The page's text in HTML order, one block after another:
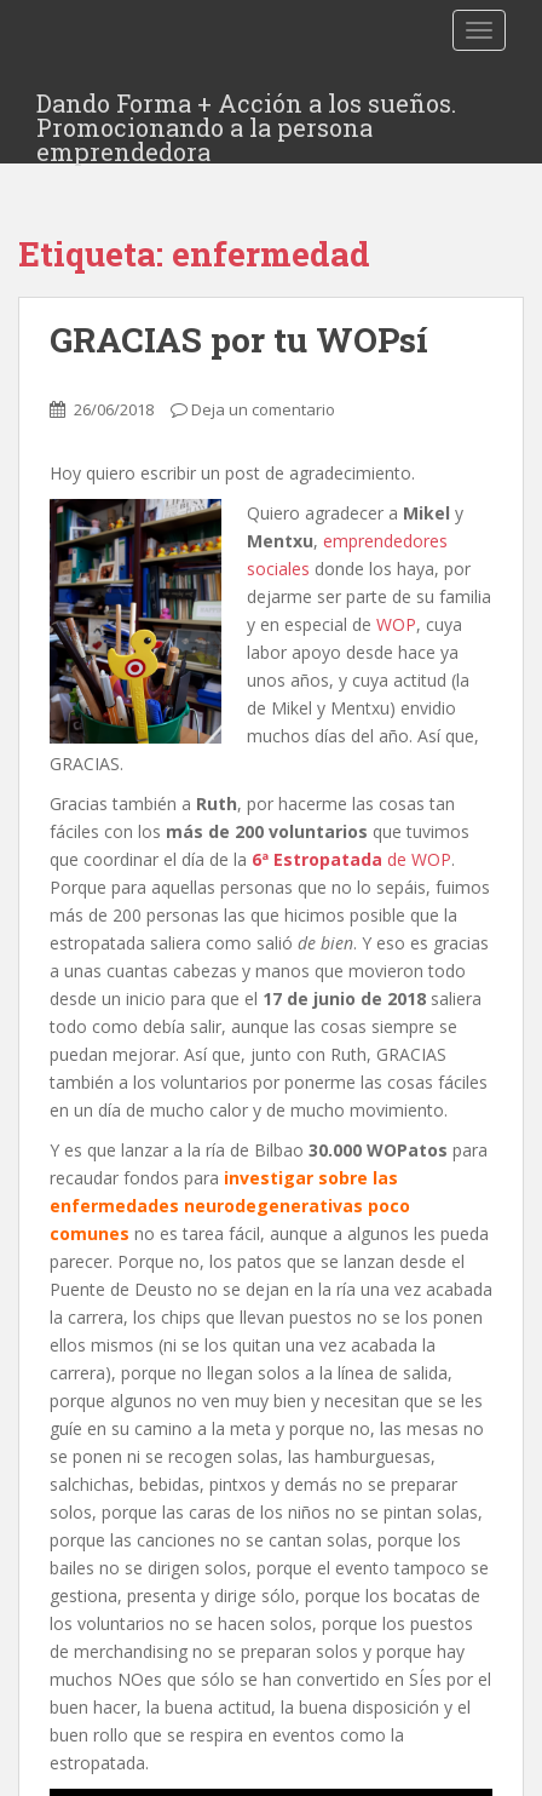
Dando Forma + Acción a los sueños.
Promocionando a la persona
emprendedora
Etiqueta: enfermedad
GRACIAS por tu WOPsí
26/06/2018 Deja un comentario
Hoy quiero escribir un post de agradecimiento.
Quiero agradecer a Mikel y
Mentxu, emprendedores
sociales donde los haya, por
dejarme ser parte de su familia
y en especial de WOP, cuya
labor apoyo desde hace ya
unos años, y cuya actitud (la
de Mikel y Mentxu) envidio
muchos días del año. Así que,
GRACIAS.
Gracias también a Ruth, por hacerme las cosas tan
fáciles con los más de 200 voluntarios que tuvimos
que coordinar el día de la 6ª Estropatada de WOP.
Porque para aquellas personas que no lo sepáis, fuimos
más de 200 personas las que hicimos posible que la
estropatada saliera como salió de bien. Y eso es gracias
a unas cuantas cabezas y manos que movieron todo
desde un inicio para que el 17 de junio de 2018 saliera
todo como debía salir, aunque las cosas siempre se
puedan mejorar. Así que, junto con Ruth, GRACIAS
también a los voluntarios por ponerme las cosas fáciles
en un día de mucho calor y de mucho movimiento.
Y es que lanzar a la ría de Bilbao 30.000 WOPatos para
recaudar fondos para investigar sobre las
enfermedades neurodegenerativas poco
comunes no es tarea fácil, aunque a algunos les pueda
parecer. Porque no, los patos que se lanzan desde el
Puente de Deusto no se dejan en la ría una vez acabada
la carrera, los chips que llevan puestos no se los ponen
ellos mismos (ni se los quitan una vez acabada la
carrera), porque no llegan solos a la línea de salida,
porque algunos no ven muy bien y necesitan que se les
guíe en su camino a la meta y porque no, las mesas no
se ponen ni se recogen solas, las hamburguesas,
salchichas, bebidas, pintxos y demás no se preparar
solos, porque las caras de los niños no se pintan solas,
porque las canciones no se cantan solas, porque los
bailes no se dirigen solos, porque el evento tampoco se
gestiona, presenta y dirige sólo, porque los bocatas de
los voluntarios no se hacen solos, porque los puestos
de merchandising no se preparan solos y porque hay
muchos NOes que sólo se han convertido en SÍes por el
buen hacer, la buena actitud, la buena disposición y el
buen rollo que se respira en eventos como la
estropatada.